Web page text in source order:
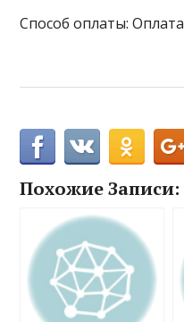
Способ оплаты:
Похожие Записи: